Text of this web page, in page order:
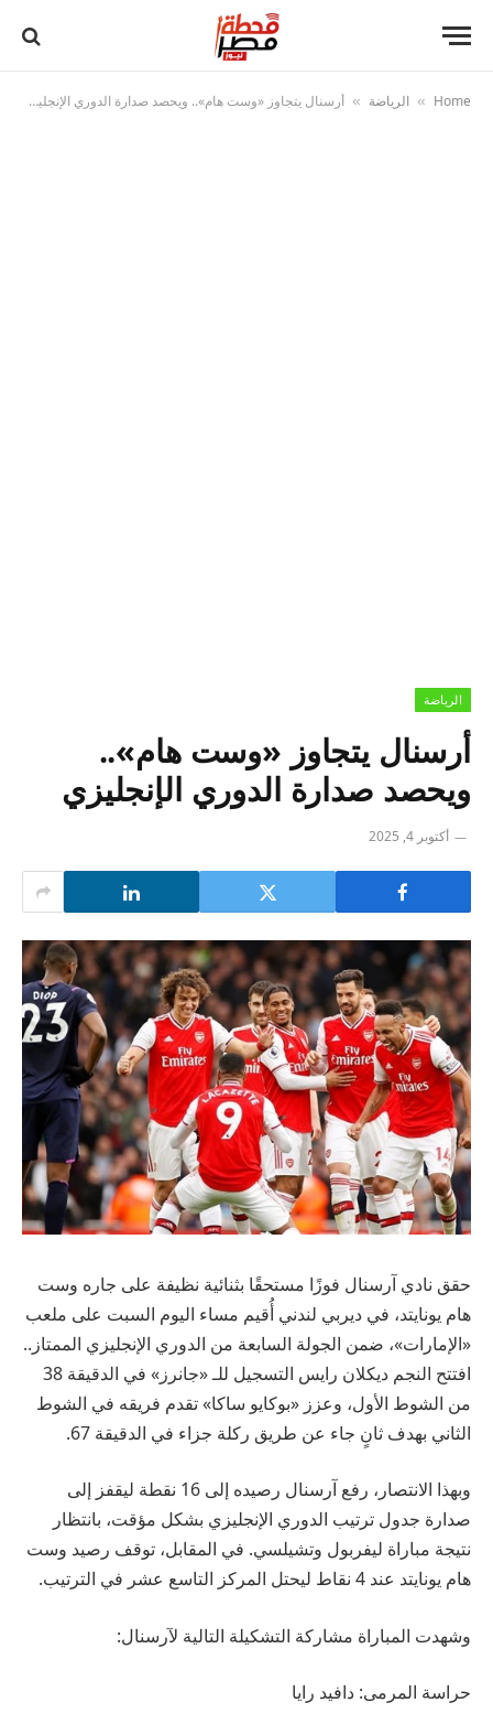
Home
» الرياضة » أرسنال يتجاوز «وست هام».. ويحصد صدارة الدوري الإنجليزي
الرياضة
أرسنال يتجاوز «وست هام»..
ويحصد صدارة الدوري الإنجليزي
أكتوبر 4, 2025
حقق نادي آرسنال فوزًا مستحقًا بثنائية نظيفة على جاره وست
هام يونايتد، في ديربي لندني أُقيم مساء اليوم السبت على ملعب
«الإمارات»، ضمن الجولة السابعة من الدوري الإنجليزي الممتاز..
افتتح النجم ديكلان رايس التسجيل للـ «جانرز» في الدقيقة 38
من الشوط الأول، وعزز «بوكايو ساكا» تقدم فريقه في الشوط
الثاني بهدف ثانٍ جاء عن طريق ركلة جزاء في الدقيقة 67.
وبهذا الانتصار، رفع آرسنال رصيده إلى 16 نقطة ليقفز إلى
صدارة جدول ترتيب الدوري الإنجليزي بشكل مؤقت، بانتظار
نتيجة مباراة ليفربول وتشيلسي. في المقابل، توقف رصيد وست
هام يونايتد عند 4 نقاط ليحتل المركز التاسع عشر في الترتيب.
وشهدت المباراة مشاركة التشكيلة التالية لآرسنال:
حراسة المرمى: دافيد رايا